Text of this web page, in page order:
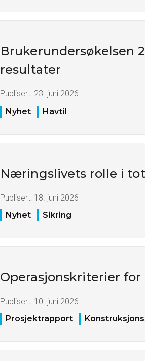
Brukerundersøkelsen
resultater
Publisert: 23. juni 2026
Nyhet
Havtil
Næringslivets rolle i
Publisert: 18. juni 2026
Nyhet
Sikring
Operasjonskriterier
Publisert: 10. juni 2026
Prosjektrapport